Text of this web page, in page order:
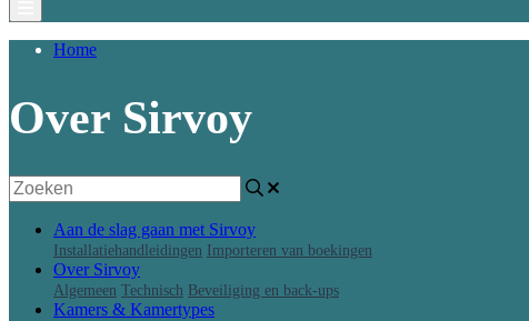
Home
Over Sirvoy
Aan de slag gaan met Sirvoy
Installatiehandleidingen Importeren van boekingen
Over Sirvoy
Algemeen Technisch Beveiliging en back-ups
Kamers & Kamertypes